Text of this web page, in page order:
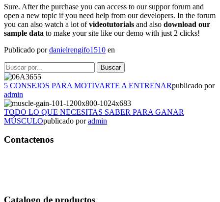
Sure. After the purchase you can access to our suppor forum and
open a new topic if you need help from our developers. In the forum
you can also watch a lot ofvideotutorials and also download our
sample data to make your site like our demo with just 2 clicks!
Publicado pordanielrengifo1510 en
5 CONSEJOS PARA MOTIVARTE A ENTRENARpublicado por
admin
TODO LO QUE NECESITAS SABER PARA GANAR
MÚSCULOpublicado poradmin
Contactenos
Catalogo de productos